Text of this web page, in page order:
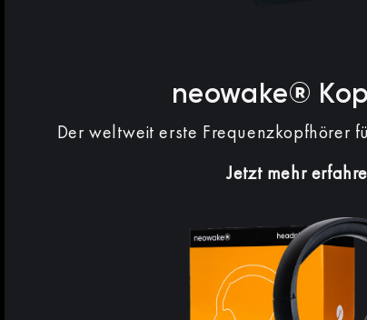
neowake®
Der weltweit erste Frequenzkopfhörer
Jetzt mehr